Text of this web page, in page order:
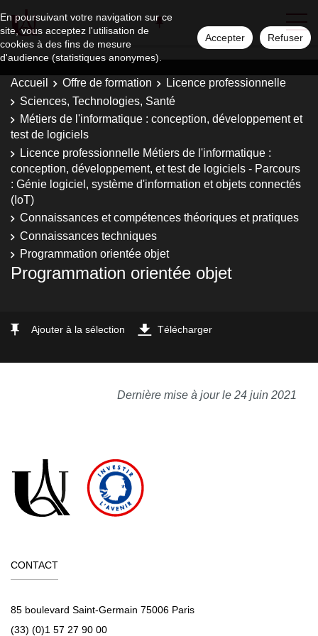
En poursuivant votre navigation sur ce
site, vous acceptez l'utilisation de
cookies à des fins de mesure
d'audience (statistiques anonymes).
Accepter Refuser
Accueil Offre de formation
Licence professionnelle
Sciences, Technologies, Santé
Métiers de l'informatique : conception, développement et
test de logiciels
Licence professionnelle Métiers de l'informatique :
conception, développement, et test de logiciels - Parcours
: Génie logiciel, système d'information et objets connectés
(IoT)
Connaissances et compétences théoriques et pratiques
Connaissances techniques
Programmation orientée objet
Programmation orientée objet
Ajouter à la sélection Télécharger
Dernière mise à jour le 24 juin 2021
CONTACT
85 boulevard Saint-Germain 75006 Paris
(33) (0)1 57 27 90 00